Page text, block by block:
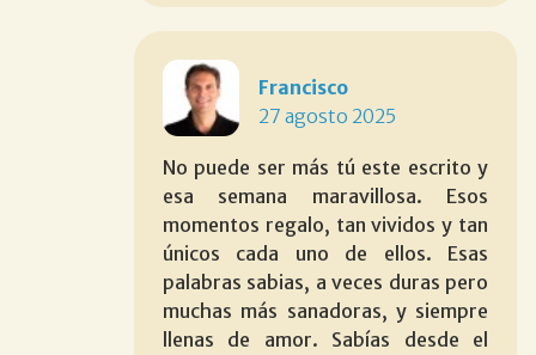
Francisco
27 agosto 2025
No puede ser más tú este escrito y
esa semana maravillosa. Esos
momentos regalo, tan vividos y tan
únicos cada uno de ellos. Esas
palabras sabias, a veces duras pero
muchas más sanadoras, y siempre
llenas de amor. Sabías desde el